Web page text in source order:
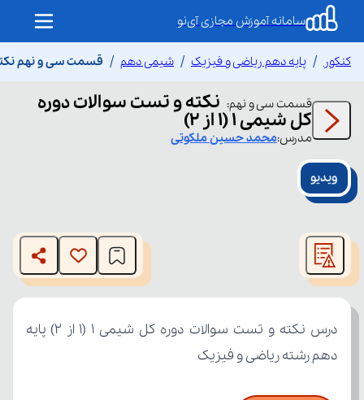
سامانه آموزش مجازی آی‌نو
کنکور پایه دهم ریاضی و فیزیک شیمی دهم قسمت سی و نهم نکته و
قسمت سی و نهم: نکته و تست سوالات دوره
کل شیمی 1 (1 از 2)
مدرس:محمد حسینملکوتی
ویدیو
modal
window.
The media could not be loaded, either because the server
or network failed or because the format is not supported.
دهم رشته ریاضی و فیزیک